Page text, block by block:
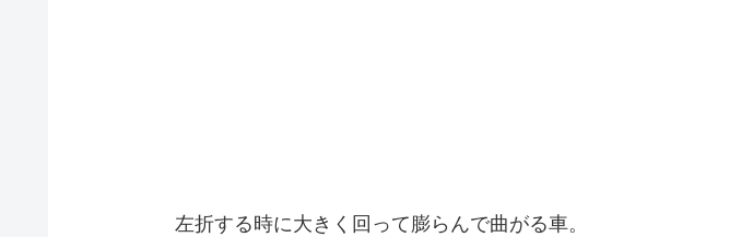
左折する時に大きく回って膨らんで曲がる車。